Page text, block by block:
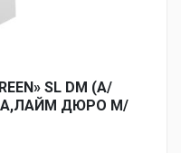
SL DM (А/
ДЮРО М/